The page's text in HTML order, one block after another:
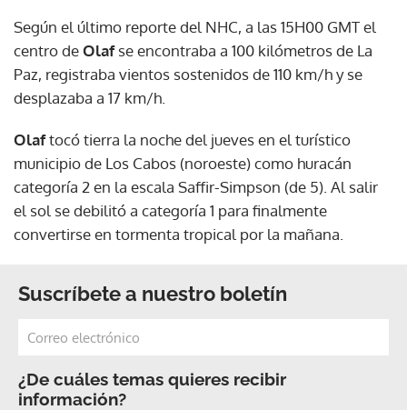
Según el último reporte del NHC, a las 15H00 GMT el
centro deOlafse encontraba a 100 kilómetros de La
Paz, registraba vientos sostenidos de 110 km/h y se
desplazaba a 17 km/h.
Olaftocó tierra la noche del jueves en el turístico
municipio de Los Cabos (noroeste) como huracán
categoría 2 en la escala Saffir-Simpson (de 5). Al salir
el sol se debilitó a categoría 1 para finalmente
convertirse en tormenta tropical por la mañana.
Suscríbete a nuestro boletín
¿De cuáles temas quieres recibir
información?